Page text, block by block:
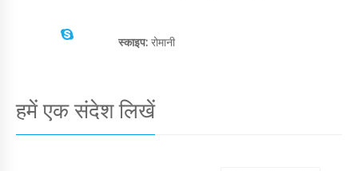
स्काइप: रोमानी
हमें एक संदेश लिखें